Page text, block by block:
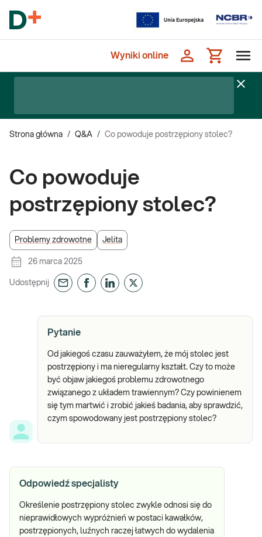
Wyniki online
Strona główna / Q&A / Co powoduje postrzępiony stolec?
Co powoduje
postrzępiony stolec?
Problemy zdrowotne Jelita
26 marca 2025
Udostępnij
Pytanie
Od jakiegoś czasu zauważyłem, że mój stolec jest
postrzępiony i ma nieregularny kształt. Czy to może
być objaw jakiegoś problemu zdrowotnego
związanego z układem trawiennym? Czy powinienem
się tym martwić i zrobić jakieś badania, aby sprawdzić,
czym spowodowany jest postrzępiony stolec?
Odpowiedź specjalisty
Określenie postrzępiony stolec zwykle odnosi się do
nieprawidłowych wypróżnień w postaci kawałków,
postrzępionych, luźnych raczej łatwych do wydalenia